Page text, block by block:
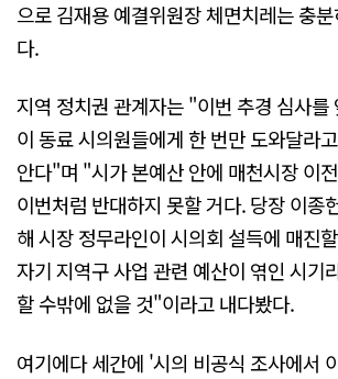
으로 김재용 예결위원장 체면치레는 충
다.
지역 정치권 관계자는 "이번 추경 심사를
이 동료 시의원들에게 한 번만 도와달라
안다"며 "시가 본예산 안에 매천시장 이
이번처럼 반대하지 못할 거다. 당장 이종
해 시장 정무라인이 시의회 설득에 매진
자기 지역구 사업 관련 예산이 엮인 시기
할 수밖에 없을 것"이라고 내다봤다.
여기에다 세간에 '시의 비공식 조사에서